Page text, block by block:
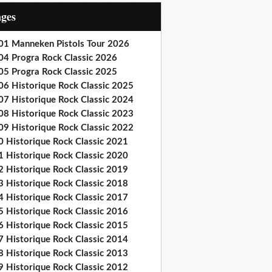
Manneken Pistols Tour 2026
Progra Rock Classic 2026
Progra Rock Classic 2025
Historique Rock Classic 2025
Historique Rock Classic 2024
Historique Rock Classic 2023
Historique Rock Classic 2022
Historique Rock Classic 2021
Historique Rock Classic 2020
Historique Rock Classic 2019
Historique Rock Classic 2018
Historique Rock Classic 2017
Historique Rock Classic 2016
Historique Rock Classic 2015
Historique Rock Classic 2014
Historique Rock Classic 2013
Historique Rock Classic 2012